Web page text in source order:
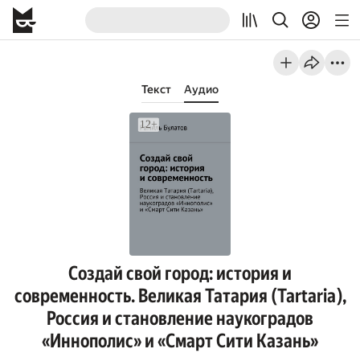
Текст Аудио
Создай свой город: история и
современность. Великая Татария (Tartaria),
Россия и становление наукоградов
«Иннополис» и «Смарт Сити Казань»